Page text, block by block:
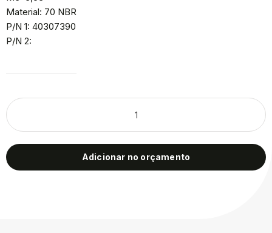
Material: 70 NBR
P/N 1: 40307390
P/N 2:
Adicionar no orçamento